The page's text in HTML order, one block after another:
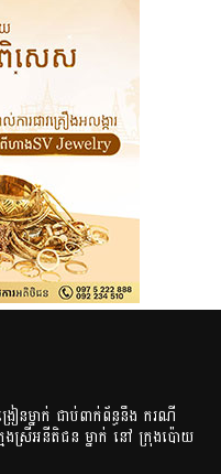
នម្នាក់ ជាប់ពាក់ព័ន្ធនឹង ករណី
មេងស្រីអនីតិជន ម្នាក់ នៅ ក្រុងប៉ោយ